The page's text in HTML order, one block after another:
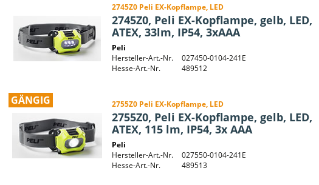
2745Z0 Peli EX-Kopflampe, LED
2745Z0, Peli EX-Kopflampe, gelb, LED,
ATEX, 33lm, IP54, 3xAAA
Peli
Hersteller-Art.-Nr.
027450-0104-241E
Hesse-Art.-Nr.
489512
GÄNGIG 2755Z0 Peli EX-Kopflampe, LED
2755Z0, Peli EX-Kopflampe, gelb, LED,
ATEX, 115 lm, IP54, 3x AAA
Peli
Hersteller-Art.-Nr.
027550-0104-241E
Hesse-Art.-Nr.
489513